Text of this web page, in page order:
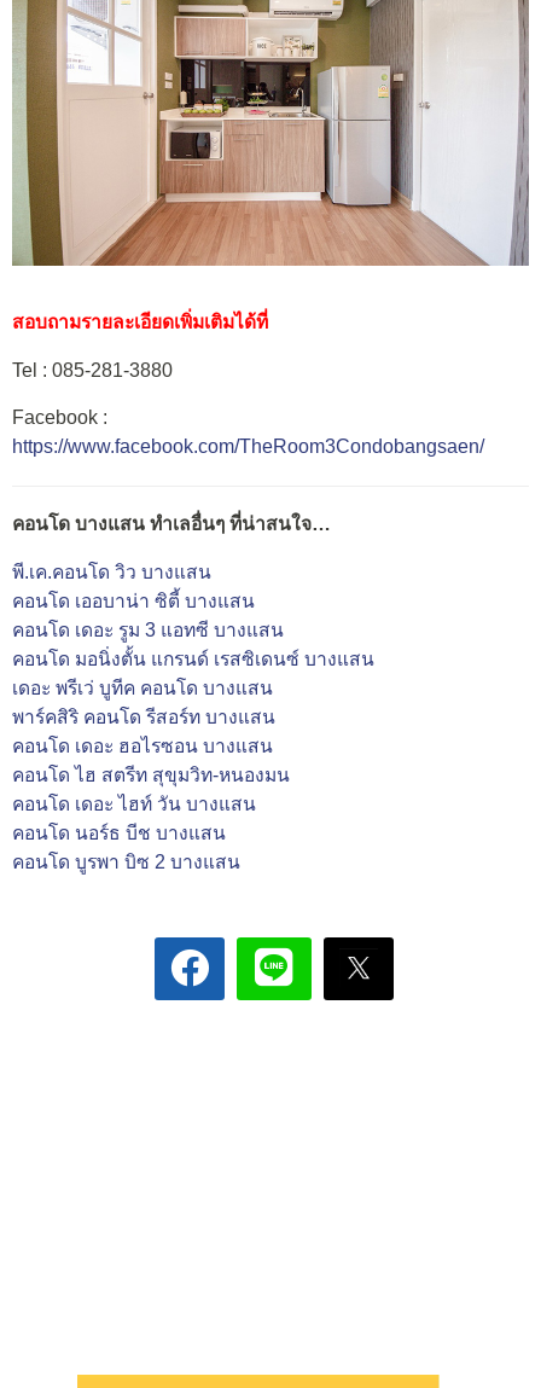
สอบถามรายละเอียดเพิ่มเติมได้ที่
Tel : 085-281-3880
Facebook :
https://www.facebook.com/TheRoom3Condobangsaen/
คอนโด บางแสน ทำเลอื่นๆ ที่น่าสนใจ…
พี.เค.คอนโด วิว บางแสน
คอนโด เออบาน่า ซิตี้ บางแสน
คอนโด เดอะ รูม 3 แอทซี บางแสน
คอนโด มอนิ่งตั้น แกรนด์ เรสซิเดนซ์ บางแสน
เดอะ พรีเว่ บูทีค คอนโด บางแสน
พาร์คสิริ คอนโด รีสอร์ท บางแสน
คอนโด เดอะ ฮอไรซอน บางแสน
คอนโด ไฮ สตรีท สุขุมวิท-หนองมน
คอนโด เดอะ ไฮท์ วัน บางแสน
คอนโด นอร์ธ บีช บางแสน
คอนโด บูรพา บิซ 2 บางแสน